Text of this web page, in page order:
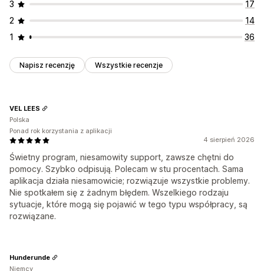
3
17
2
14
1
36
Napisz recenzję Wszystkie recenzje
4 sierpień 2026
Świetny program, niesamowity support, zawsze chętni do
pomocy. Szybko odpisują. Polecam w stu procentach. Sama
aplikacja działa niesamowicie; rozwiązuje wszystkie problemy.
Nie spotkałem się z żadnym błędem. Wszelkiego rodzaju
sytuacje, które mogą się pojawić w tego typu współpracy, są
rozwiązane.
VEL LEES
Polska
Ponad rok korzystania z aplikacji
Hunderunde
Niemcy